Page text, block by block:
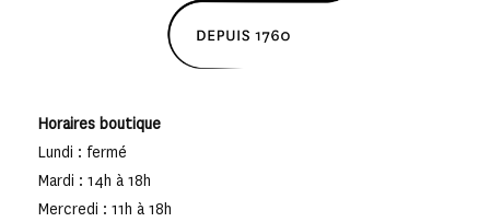
Horaires boutique
Lundi : fermé
Mardi : 14h à 18h
Mercredi : 11h à 18h